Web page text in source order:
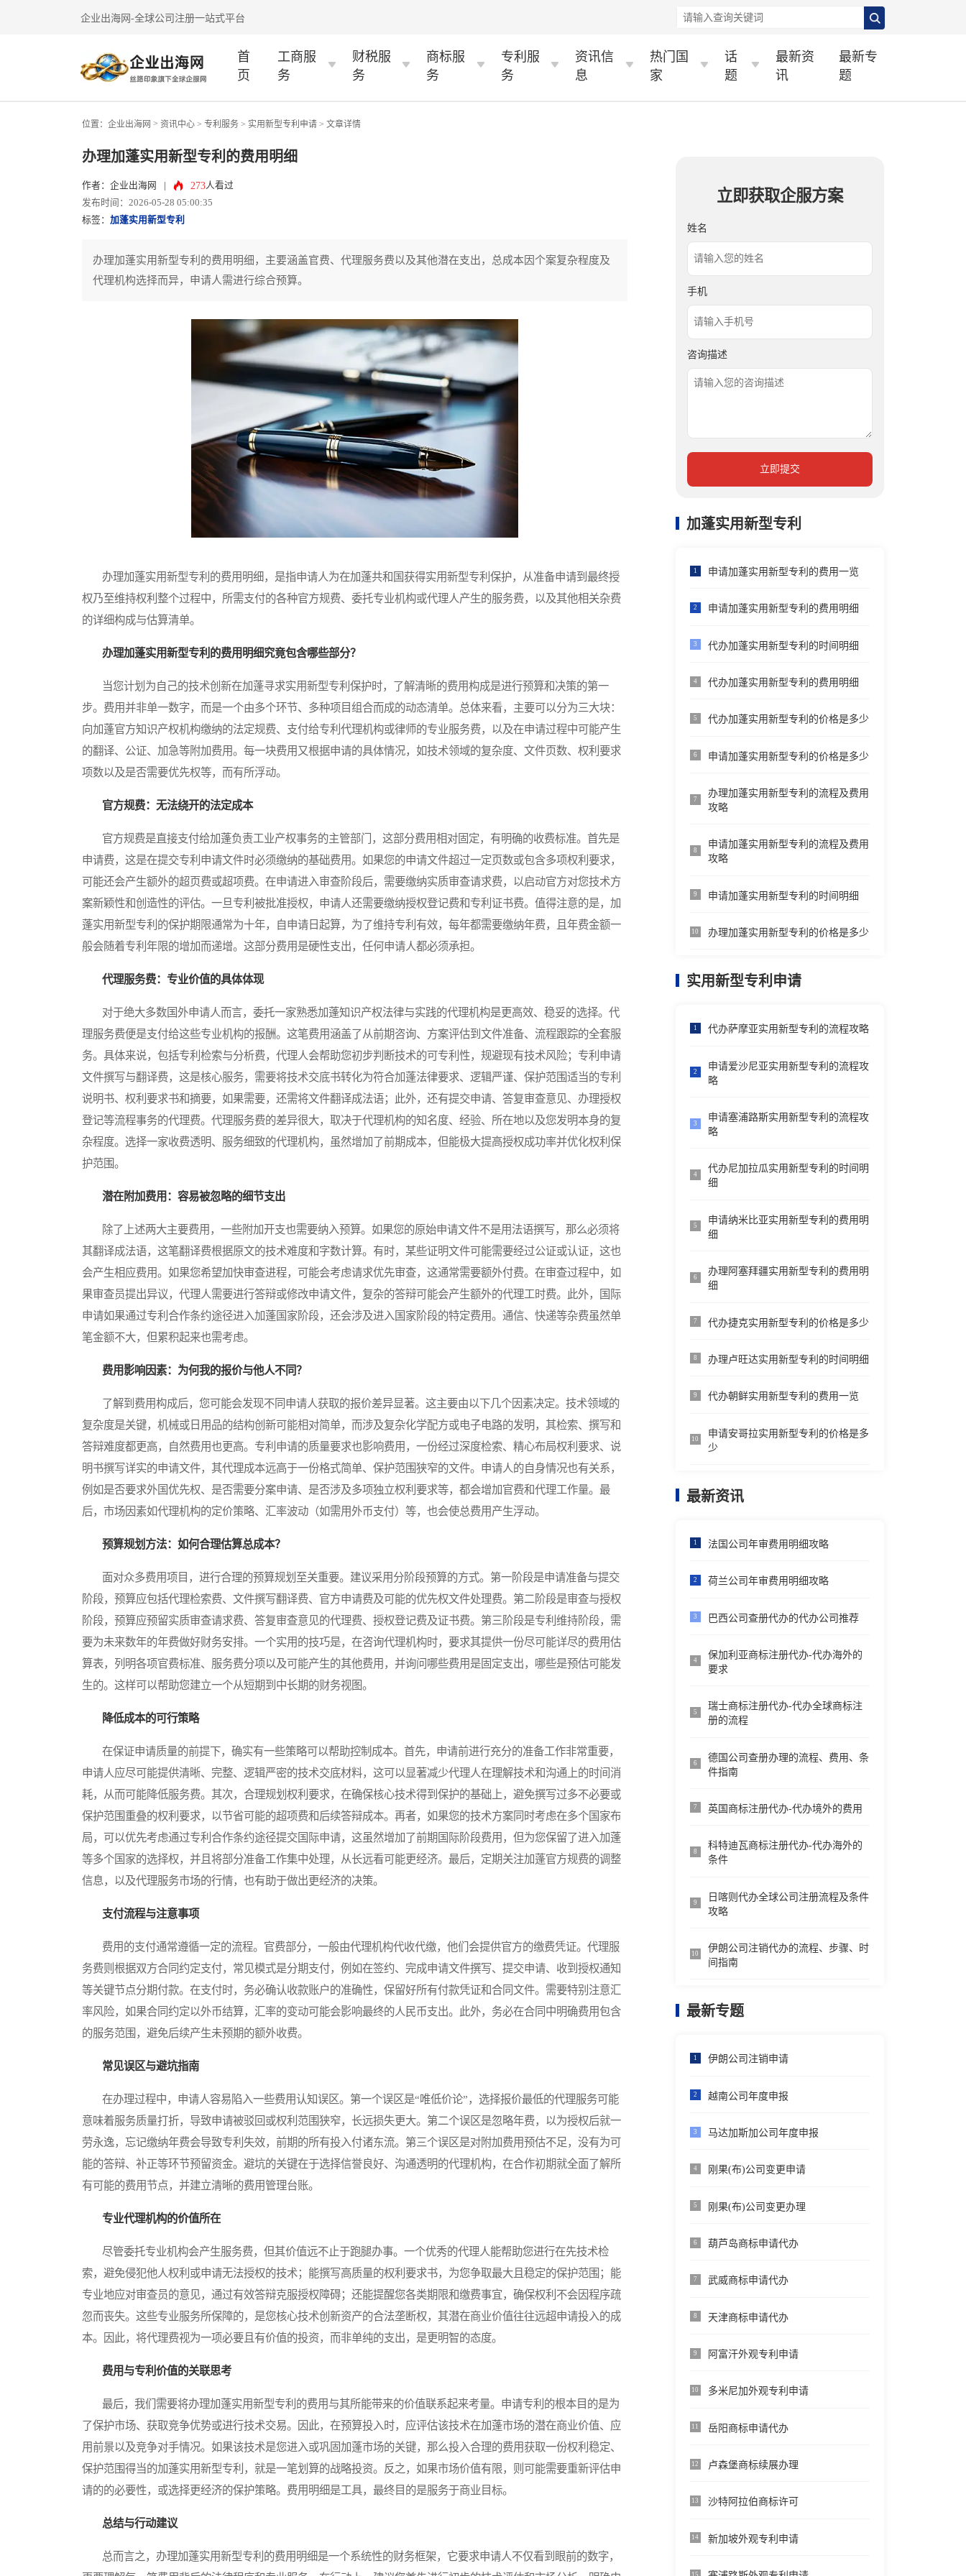
企业出海网-全球公司注册一站式平台
首
页
工商服
务
财税服
务
商标服
务
专利服
务
资讯信
息
热门国
家
话
题
最新资
讯
最新专
题
位置： 企业出海网 > 资讯中心 > 专利服务 > 实用新型专利申请 > 文章详情
办理加蓬实用新型专利的费用明细
作者：企业出海网 273人看过
发布时间：2026-05-28 05:00:35
标签： 加蓬实用新型专利
办理加蓬实用新型专利的费用明细，主要涵盖官费、代理服务费以及其他潜在支出，总成本因个案复杂程度及
代理机构选择而异，申请人需进行综合预算。
办理加蓬实用新型专利的费用明细，是指申请人为在加蓬共和国获得实用新型专利保护，从准备申请到最终授
权乃至维持权利整个过程中，所需支付的各种官方规费、委托专业机构或代理人产生的服务费，以及其他相关杂费
的详细构成与估算清单。
办理加蓬实用新型专利的费用明细究竟包含哪些部分？
当您计划为自己的技术创新在加蓬寻求实用新型专利保护时，了解清晰的费用构成是进行预算和决策的第一
步。费用并非单一数字，而是一个由多个环节、多种项目组合而成的动态清单。总体来看，主要可以分为三大块：
向加蓬官方知识产权机构缴纳的法定规费、支付给专利代理机构或律师的专业服务费，以及在申请过程中可能产生
的翻译、公证、加急等附加费用。每一块费用又根据申请的具体情况，如技术领域的复杂度、文件页数、权利要求
项数以及是否需要优先权等，而有所浮动。
官方规费：无法绕开的法定成本
官方规费是直接支付给加蓬负责工业产权事务的主管部门，这部分费用相对固定，有明确的收费标准。首先是
申请费，这是在提交专利申请文件时必须缴纳的基础费用。如果您的申请文件超过一定页数或包含多项权利要求，
可能还会产生额外的超页费或超项费。在申请进入审查阶段后，需要缴纳实质审查请求费，以启动官方对您技术方
案新颖性和创造性的评估。一旦专利被批准授权，申请人还需要缴纳授权登记费和专利证书费。值得注意的是，加
蓬实用新型专利的保护期限通常为十年，自申请日起算，为了维持专利有效，每年都需要缴纳年费，且年费金额一
般会随着专利年限的增加而递增。这部分费用是硬性支出，任何申请人都必须承担。
代理服务费：专业价值的具体体现
对于绝大多数国外申请人而言，委托一家熟悉加蓬知识产权法律与实践的代理机构是更高效、稳妥的选择。代
理服务费便是支付给这些专业机构的报酬。这笔费用涵盖了从前期咨询、方案评估到文件准备、流程跟踪的全套服
务。具体来说，包括专利检索与分析费，代理人会帮助您初步判断技术的可专利性，规避现有技术风险；专利申请
文件撰写与翻译费，这是核心服务，需要将技术交底书转化为符合加蓬法律要求、逻辑严谨、保护范围适当的专利
说明书、权利要求书和摘要，如果需要，还需将文件翻译成法语；此外，还有提交申请、答复审查意见、办理授权
登记等流程事务的代理费。代理服务费的差异很大，取决于代理机构的知名度、经验、所在地以及您发明本身的复
杂程度。选择一家收费透明、服务细致的代理机构，虽然增加了前期成本，但能极大提高授权成功率并优化权利保
护范围。
潜在附加费用：容易被忽略的细节支出
除了上述两大主要费用，一些附加开支也需要纳入预算。如果您的原始申请文件不是用法语撰写，那么必须将
其翻译成法语，这笔翻译费根据原文的技术难度和字数计算。有时，某些证明文件可能需要经过公证或认证，这也
会产生相应费用。如果您希望加快审查进程，可能会考虑请求优先审查，这通常需要额外付费。在审查过程中，如
果审查员提出异议，代理人需要进行答辩或修改申请文件，复杂的答辩可能会产生额外的代理工时费。此外，国际
申请如果通过专利合作条约途径进入加蓬国家阶段，还会涉及进入国家阶段的特定费用。通信、快递等杂费虽然单
笔金额不大，但累积起来也需考虑。
费用影响因素：为何我的报价与他人不同？
了解到费用构成后，您可能会发现不同申请人获取的报价差异显著。这主要由以下几个因素决定。技术领域的
复杂度是关键，机械或日用品的结构创新可能相对简单，而涉及复杂化学配方或电子电路的发明，其检索、撰写和
答辩难度都更高，自然费用也更高。专利申请的质量要求也影响费用，一份经过深度检索、精心布局权利要求、说
明书撰写详实的申请文件，其代理成本远高于一份格式简单、保护范围狭窄的文件。申请人的自身情况也有关系，
例如是否要求外国优先权、是否需要分案申请、是否涉及多项独立权利要求等，都会增加官费和代理工作量。最
后，市场因素如代理机构的定价策略、汇率波动（如需用外币支付）等，也会使总费用产生浮动。
预算规划方法：如何合理估算总成本？
面对众多费用项目，进行合理的预算规划至关重要。建议采用分阶段预算的方式。第一阶段是申请准备与提交
阶段，预算应包括代理检索费、文件撰写翻译费、官方申请费及可能的优先权文件处理费。第二阶段是审查与授权
阶段，预算应预留实质审查请求费、答复审查意见的代理费、授权登记费及证书费。第三阶段是专利维持阶段，需
要为未来数年的年费做好财务安排。一个实用的技巧是，在咨询代理机构时，要求其提供一份尽可能详尽的费用估
算表，列明各项官费标准、服务费分项以及可能产生的其他费用，并询问哪些费用是固定支出，哪些是预估可能发
生的。这样可以帮助您建立一个从短期到中长期的财务视图。
降低成本的可行策略
在保证申请质量的前提下，确实有一些策略可以帮助控制成本。首先，申请前进行充分的准备工作非常重要，
申请人应尽可能提供清晰、完整、逻辑严密的技术交底材料，这可以显著减少代理人在理解技术和沟通上的时间消
耗，从而可能降低服务费。其次，合理规划权利要求，在确保核心技术得到保护的基础上，避免撰写过多不必要或
保护范围重叠的权利要求，以节省可能的超项费和后续答辩成本。再者，如果您的技术方案同时考虑在多个国家布
局，可以优先考虑通过专利合作条约途径提交国际申请，这虽然增加了前期国际阶段费用，但为您保留了进入加蓬
等多个国家的选择权，并且将部分准备工作集中处理，从长远看可能更经济。最后，定期关注加蓬官方规费的调整
信息，以及代理服务市场的行情，也有助于做出更经济的决策。
支付流程与注意事项
费用的支付通常遵循一定的流程。官费部分，一般由代理机构代收代缴，他们会提供官方的缴费凭证。代理服
务费则根据双方合同约定支付，常见模式是分期支付，例如在签约、完成申请文件撰写、提交申请、收到授权通知
等关键节点分期付款。在支付时，务必确认收款账户的准确性，保留好所有付款凭证和合同文件。需要特别注意汇
率风险，如果合同约定以外币结算，汇率的变动可能会影响最终的人民币支出。此外，务必在合同中明确费用包含
的服务范围，避免后续产生未预期的额外收费。
常见误区与避坑指南
在办理过程中，申请人容易陷入一些费用认知误区。第一个误区是“唯低价论”，选择报价最低的代理服务可能
意味着服务质量打折，导致申请被驳回或权利范围狭窄，长远损失更大。第二个误区是忽略年费，以为授权后就一
劳永逸，忘记缴纳年费会导致专利失效，前期的所有投入付诸东流。第三个误区是对附加费用预估不足，没有为可
能的答辩、补正等环节预留资金。避坑的关键在于选择信誉良好、沟通透明的代理机构，在合作初期就全面了解所
有可能的费用节点，并建立清晰的费用管理台账。
专业代理机构的价值所在
尽管委托专业机构会产生服务费，但其价值远不止于跑腿办事。一个优秀的代理人能帮助您进行在先技术检
索，避免侵犯他人权利或申请无法授权的技术；能撰写高质量的权利要求书，为您争取最大且稳定的保护范围；能
专业地应对审查员的意见，通过有效答辩克服授权障碍；还能提醒您各类期限和缴费事宜，确保权利不会因程序疏
忽而丧失。这些专业服务所保障的，是您核心技术创新资产的合法垄断权，其潜在商业价值往往远超申请投入的成
本。因此，将代理费视为一项必要且有价值的投资，而非单纯的支出，是更明智的态度。
费用与专利价值的关联思考
最后，我们需要将办理加蓬实用新型专利的费用与其所能带来的价值联系起来考量。申请专利的根本目的是为
了保护市场、获取竞争优势或进行技术交易。因此，在预算投入时，应评估该技术在加蓬市场的潜在商业价值、应
用前景以及竞争对手情况。如果该技术是您进入或巩固加蓬市场的关键，那么投入合理的费用获取一份权利稳定、
保护范围得当的加蓬实用新型专利，就是一笔划算的战略投资。反之，如果市场价值有限，则可能需要重新评估申
请的的必要性，或选择更经济的保护策略。费用明细是工具，最终目的是服务于商业目标。
总结与行动建议
总而言之，办理加蓬实用新型专利的费用明细是一个系统性的财务框架，它要求申请人不仅看到眼前的数字，
立即获取企服方案
姓名
手机
咨询描述
立即提交
加蓬实用新型专利
1 申请加蓬实用新型专利的费用一览
2 申请加蓬实用新型专利的费用明细
3 代办加蓬实用新型专利的时间明细
4 代办加蓬实用新型专利的费用明细
5 代办加蓬实用新型专利的价格是多少
6 申请加蓬实用新型专利的价格是多少
7
办理加蓬实用新型专利的流程及费用
攻略
8
申请加蓬实用新型专利的流程及费用
攻略
9 申请加蓬实用新型专利的时间明细
10 办理加蓬实用新型专利的价格是多少
实用新型专利申请
1 代办萨摩亚实用新型专利的流程攻略
2
申请爱沙尼亚实用新型专利的流程攻
略
3
申请塞浦路斯实用新型专利的流程攻
略
4
代办尼加拉瓜实用新型专利的时间明
细
5
申请纳米比亚实用新型专利的费用明
细
6
办理阿塞拜疆实用新型专利的费用明
细
7 代办捷克实用新型专利的价格是多少
8 办理卢旺达实用新型专利的时间明细
9 代办朝鲜实用新型专利的费用一览
10
申请安哥拉实用新型专利的价格是多
少
最新资讯
1 法国公司年审费用明细攻略
2 荷兰公司年审费用明细攻略
3 巴西公司查册代办的代办公司推荐
4
保加利亚商标注册代办-代办海外的
要求
5
瑞士商标注册代办-代办全球商标注
册的流程
6
德国公司查册办理的流程、费用、条
件指南
7 英国商标注册代办-代办境外的费用
8
科特迪瓦商标注册代办-代办海外的
条件
9
日喀则代办全球公司注册流程及条件
攻略
10
伊朗公司注销代办的流程、步骤、时
间指南
最新专题
1 伊朗公司注销申请
2 越南公司年度申报
3 马达加斯加公司年度申报
4 刚果(布)公司变更申请
5 刚果(布)公司变更办理
6 葫芦岛商标申请代办
7 武威商标申请代办
8 天津商标申请代办
9 阿富汗外观专利申请
10 多米尼加外观专利申请
11 岳阳商标申请代办
12 卢森堡商标续展办理
13 沙特阿拉伯商标许可
14 新加坡外观专利申请
15